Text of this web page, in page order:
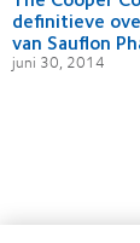
definitieve
van Sauflon
juni 30, 2014